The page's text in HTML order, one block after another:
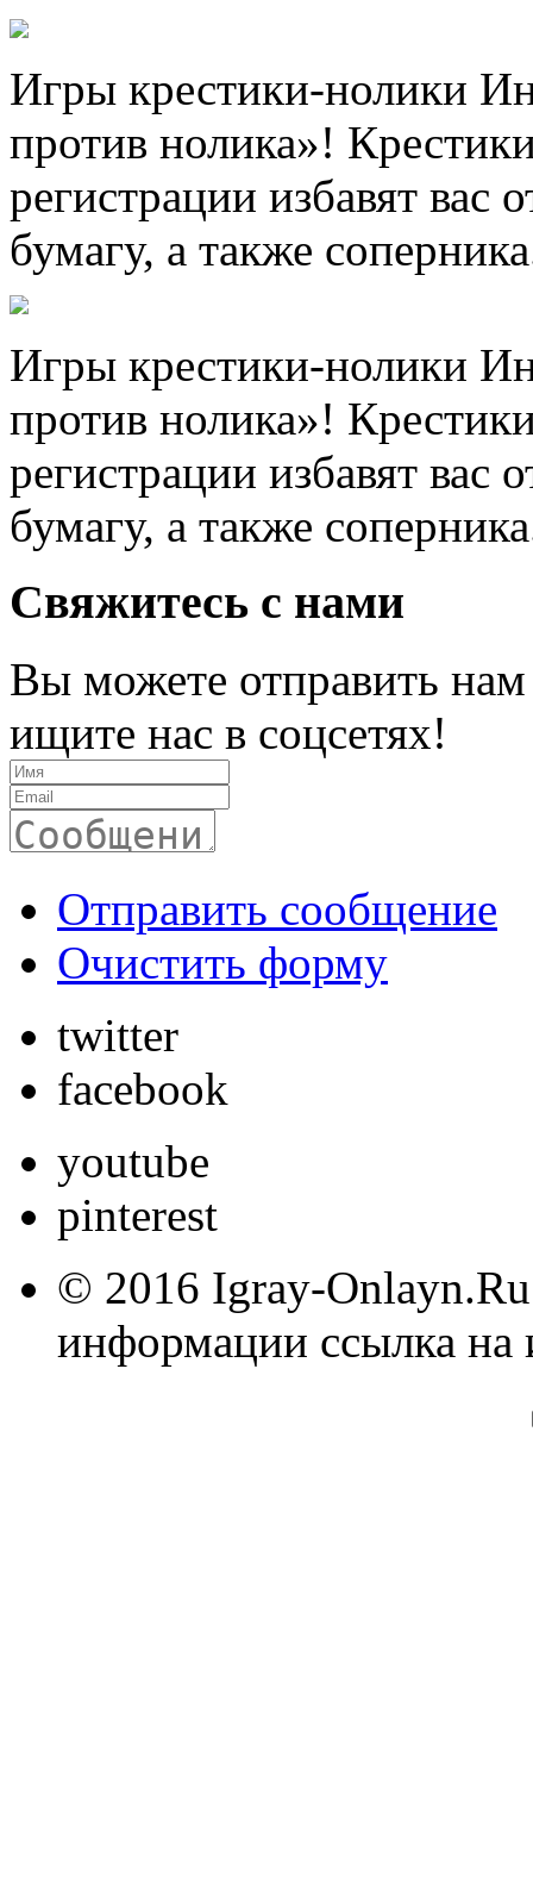
Игры крестики-нолики
против нолика»!
регистрации избавят вас
бумагу, а также
Игры крестики-нолики
против нолика»!
регистрации избавят вас
бумагу, а также
Свяжитесь с нами
Вы можете отправить
ищите нас в соцсетях!
Отправить сообщение
Очистить форму
twitter
facebook
youtube
pinterest
© 2016 Igray-
информации ссылка на